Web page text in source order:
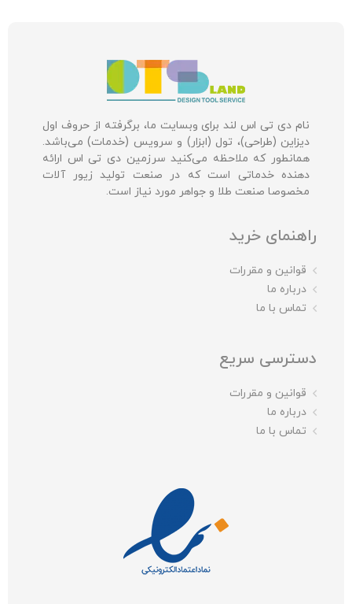
نام دی تی اس لند برای وبسایت ما، برگرفته از حروف اول
دیزاین (طراحی)، تول (ابزار) و سرویس (خدمات) می‌باشد.
همانطور که ملاحظه می‌کنید سرزمین دی تی اس ارائه
دهنده خدماتی است که در صنعت تولید زیور آلات
مخصوصا صنعت طلا و جواهر مورد نیاز است.
راهنمای خرید
قوانین و مقررات
درباره ما
تماس با ما
دسترسی سریع
قوانین و مقررات
درباره ما
تماس با ما